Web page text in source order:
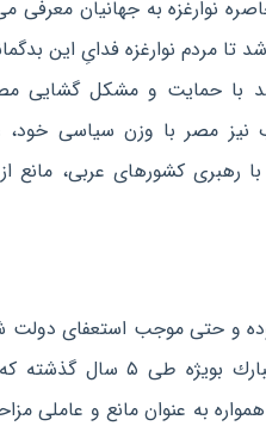
نوارغزه به جهانیان
مردم نوارغزه فدایِ این
با حمایت و مشكل گشایی
نیز مصر با وزن سیاسی خود،
كشورهای عربی، مانع
طی ۳۰ سال گذشته بی‌سابقه بوده و حتی
گروههای مقاومت فلسطینی را بدنبال
نوارغزه سیطره یافته است همواره به عنوان